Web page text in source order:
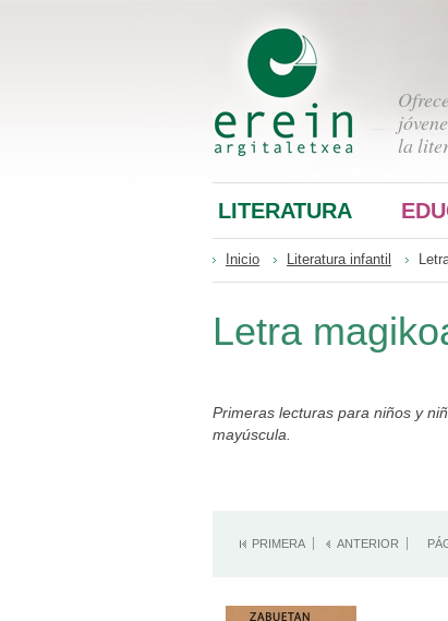
la
LITERATURA
Inicio Literatura infantil
Letra
Primeras lecturas para niños y
mayúscula.
PRIMERA ANTERIOR